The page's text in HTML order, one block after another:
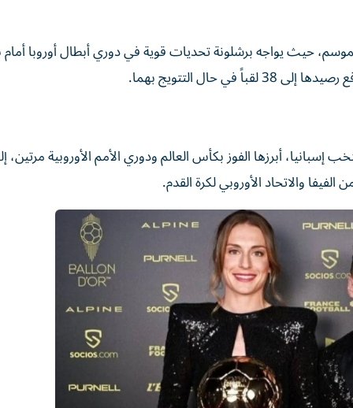
حيث يواجه برشلونة تحديات قوية في دوري أبطال أوروبا أمام
حال التتويج بهما.
أبرزها الفوز بكأس العالم ودوري الأمم الأوروبية
والاتحاد الأوروبي لكرة القدم.